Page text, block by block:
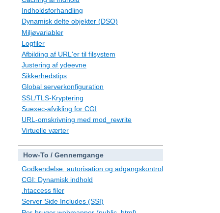
Indholdsforhandling
Dynamisk delte objekter (DSO)
Miljøvariabler
Logfiler
Afbilding af URL'er til filsystem
Justering af ydeevne
Sikkerhedstips
Global serverkonfiguration
SSL/TLS-Kryptering
Suexec-afvikling for CGI
URL-omskrivning med mod_rewrite
Virtuelle værter
How-To / Gennemgange
Godkendelse, autorisation og adgangskontrol
CGI: Dynamisk indhold
.htaccess filer
Server Side Includes (SSI)